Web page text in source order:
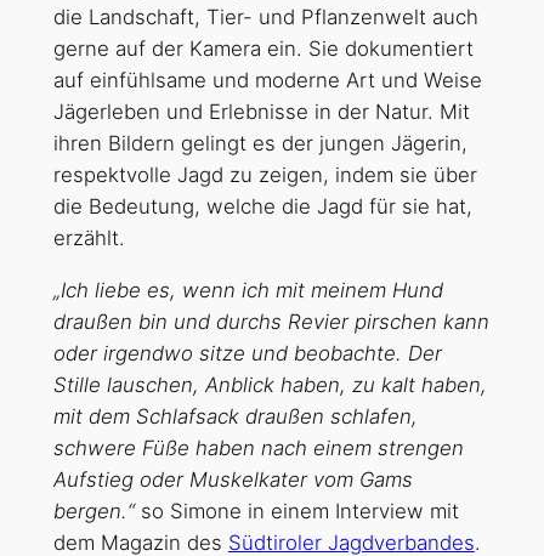
die Landschaft, Tier- und Pflanzenwelt auch
gerne auf der Kamera ein. Sie dokumentiert
auf einfühlsame und moderne Art und Weise
Jägerleben und Erlebnisse in der Natur. Mit
ihren Bildern gelingt es der jungen Jägerin,
respektvolle Jagd zu zeigen, indem sie über
die Bedeutung, welche die Jagd für sie hat,
erzählt.
„Ich liebe es, wenn ich mit meinem Hund
draußen bin und durchs Revier pirschen kann
oder irgendwo sitze und beobachte. Der
Stille lauschen, Anblick haben, zu kalt haben,
mit dem Schlafsack draußen schlafen,
schwere Füße haben nach einem strengen
Aufstieg oder Muskelkater vom Gams
bergen.“so Simone in einem Interview mit
dem Magazin des Südtiroler Jagdverbandes.